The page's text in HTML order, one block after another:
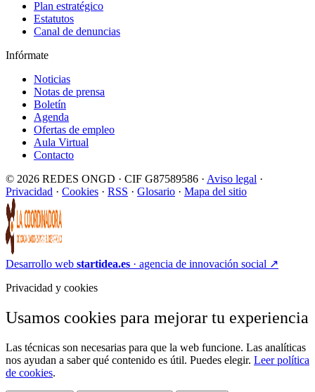
Plan estratégico
Estatutos
Canal de denuncias
Infórmate
Noticias
Notas de prensa
Boletín
Agenda
Ofertas de empleo
Aula Virtual
Contacto
© 2026 REDES ONGD · CIF G87589586 · Aviso legal ·
Privacidad · Cookies · RSS · Glosario · Mapa del sitio
Desarrollo web startidea.es · agencia de innovación social ↗
Privacidad y cookies
Usamos cookies para mejorar tu experiencia
Las técnicas son necesarias para que la web funcione. Las analíticas
nos ayudan a saber qué contenido es útil. Puedes elegir. Leer política
de cookies.